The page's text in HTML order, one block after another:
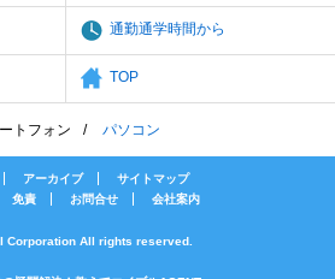
通勤通学時間から
TOP
トフォン パソコン
アーカイブ
サイトマップ
免責 お問合せ 会社案内
Corporation All rights reserved.